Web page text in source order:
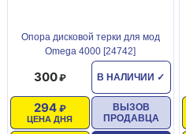
Опора дисковой терки для мод
Omega 4000 [24742]
В НАЛИЧИИ ✓
300
ЦЕНА ДНЯ
294
ВЫЗОВ
ПРОДАВЦА